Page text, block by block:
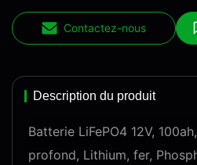
Contactez-nous
Description du produit
Batterie LiFePO4 12V,
profond, Lithium, fer,